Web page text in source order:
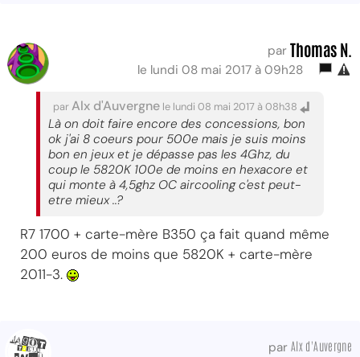
par Thomas N.
le lundi 08 mai 2017 à 09h28
parAlx d'Auvergne le lundi 08 mai 2017 à 08h38
Là on doit faire encore des concessions, bon
ok j'ai 8 coeurs pour 500e mais je suis moins
bon en jeux et je dépasse pas les 4Ghz, du
coup le 5820K 100e de moins en hexacore et
qui monte à 4,5ghz OC aircooling c'est peut-
etre mieux ..?
R7 1700 + carte-mère B350 ça fait quand même
200 euros de moins que 5820K + carte-mère
2011-3.
parAlx d'Auvergne